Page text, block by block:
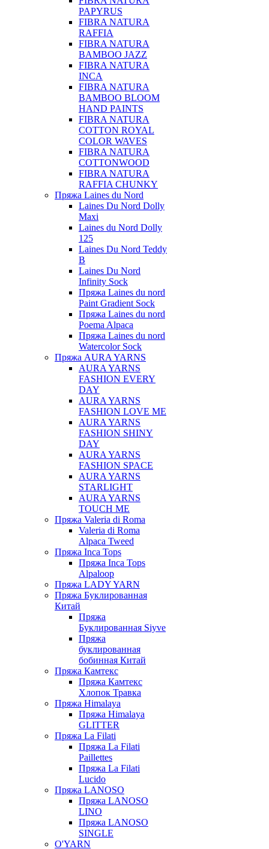
PAPYRUS
FIBRA NATURA
RAFFIA
FIBRA NATURA
BAMBOO JAZZ
FIBRA NATURA
INCA
FIBRA NATURA
BAMBOO BLOOM
HAND PAINTS
FIBRA NATURA
COTTON ROYAL
COLOR WAVES
FIBRA NATURA
COTTONWOOD
FIBRA NATURA
RAFFIA CHUNKY
Пряжа Laines du Nord
Laines Du Nord Dolly
Maxi
Laines du Nord Dolly
125
Laines Du Nord Teddy
B
Laines Du Nord
Infinity Sock
Пряжа Laines du nord
Paint Gradient Sock
Пряжа Laines du nord
Poema Alpaca
Пряжа Laines du nord
Watercolor Sock
Пряжа AURA YARNS
AURA YARNS
FASHION EVERY
DAY
AURA YARNS
FASHION LOVE ME
AURA YARNS
FASHION SHINY
DAY
AURA YARNS
FASHION SPACE
AURA YARNS
STARLIGHT
AURA YARNS
TOUCH ME
Пряжа Valeria di Roma
Valeria di Roma
Alpaca Tweed
Пряжа Inca Tops
Пряжа Inca Tops
Alpaloop
Пряжа LADY YARN
Пряжа Буклированная
Китай
Пряжа
Буклированная Siyve
Пряжа
буклированная
бобинная Китай
Пряжа Камтекс
Пряжа Камтекс
Хлопок Травка
Пряжа Himalaya
Пряжа Himalaya
GLITTER
Пряжа La Filati
Пряжа La Filati
Paillettes
Пряжа La Filati
Lucido
Пряжа LANOSO
Пряжа LANOSO
LINO
Пряжа LANOSO
SINGLE
O'YARN